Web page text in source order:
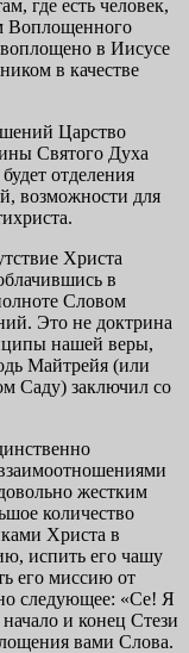
где есть человек,
Воплощенного
в Иисусе
в качестве
Царство
Святого Духа
отделения
возможности для
Христа
в
Словом
Это не доктрина
нашей веры,
Майтрейя (или
Саду) заключил со
жестким
количество
Христа в
испить его чашу
его миссию от
следующее: «Се! Я
и конец Стези
вами Слова.